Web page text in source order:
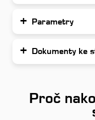
Parametry
Dokumenty ke
Proč